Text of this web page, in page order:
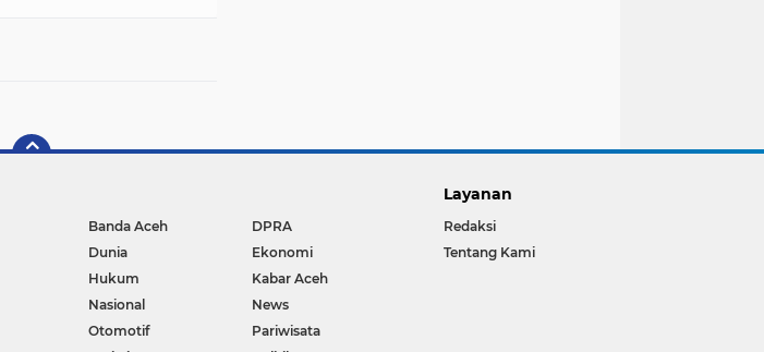
Banda Aceh
DPRA
Dunia
Ekonomi
Hukum
Kabar Aceh
Nasional
News
Otomotif
Pariwisata
Layanan
Redaksi
Tentang Kami